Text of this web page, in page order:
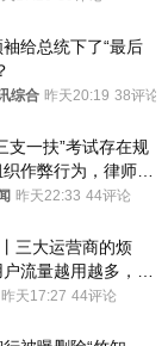
给总统下了“最后
综合 昨天20:19 38评论
支一扶”考试存在规
作弊行为，律师：
获取国家秘密罪等
昨天22:33 44评论
三大运营商的烦
流量越用越多，收
越少
昨天17:27 44评论